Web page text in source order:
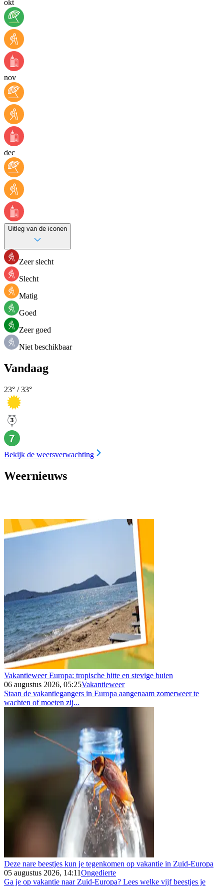
okt
nov
dec
Uitleg van de iconen
Zeer slecht
Slecht
Matig
Goed
Zeer goed
Niet beschikbaar
Vandaag
23° /33°
Bekijk de weersverwachting
Weernieuws
Vakantieweer Europa: tropische hitte en stevige buien
06 augustus 2026, 05:25Vakantieweer
Staan de vakantiegangers in Europa aangenaam zomerweer te
wachten of moeten zij...
Deze nare beestjes kun je tegenkomen op vakantie in Zuid-Europa
05 augustus 2026, 14:11Ongedierte
Ga je op vakantie naar Zuid-Europa? Lees welke vijf beestjes je